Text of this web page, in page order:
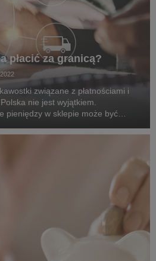
płacić za granicą?
związane z płatnościami i
nie jest wyjątkiem.
pieniędzy w sklepie może być
kilku polskich ...